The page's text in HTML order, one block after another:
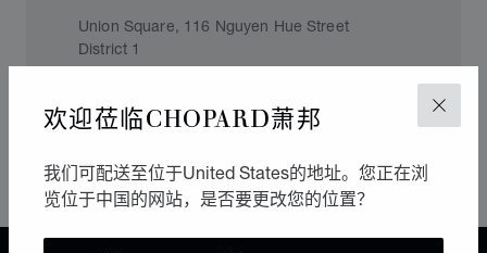
关闭
欢迎莅临CHOPARD萧邦
我们可配送至位于United States的地址。您正在浏
览位于中国的网站，是否要更改您的位置？
Union Square, 116 Nguyen Hue Street
District 1
Ho Chi Minh City
+84 (3) 823 8709